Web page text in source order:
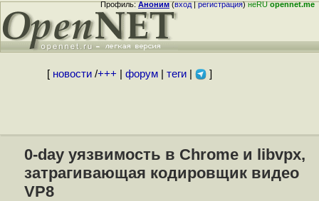
Профиль:Аноним(вход|регистрация)неRUopennet.me
[ новости/+++ форум| теги| ]
0-day уязвимость в Chrome и libvpx,
затрагивающая кодировщик видео
VP8